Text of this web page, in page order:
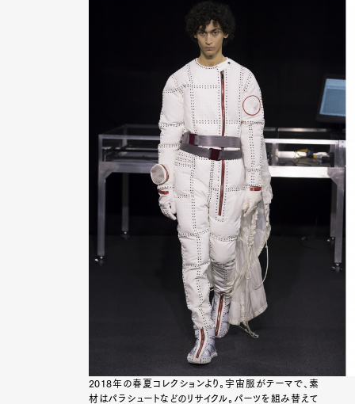
2018年の春夏コレクションより。宇宙服がテーマで、素
材はパラシュートなどのリサイクル。パーツを組み替えて